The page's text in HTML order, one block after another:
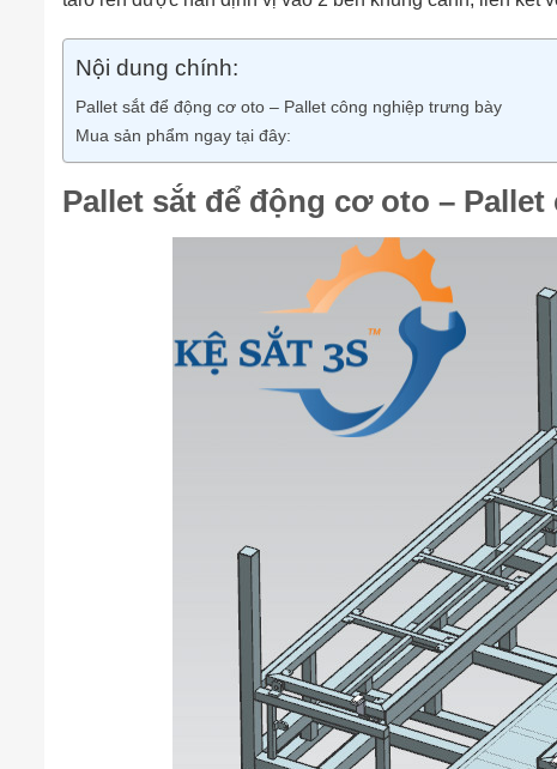
Nội dung chính:
Pallet sắt để động cơ oto – Pallet công nghiệp trưng bày
Mua sản phẩm ngay tại đây:
Pallet sắt để động cơ oto –